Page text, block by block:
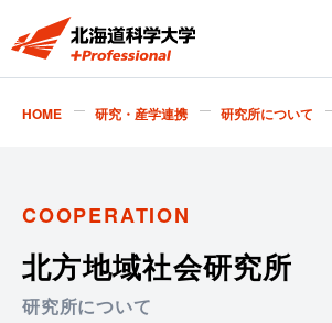
HOME 研究・産学連携 研究所について
COOPERATION
北方地域社会研究所
研究所について